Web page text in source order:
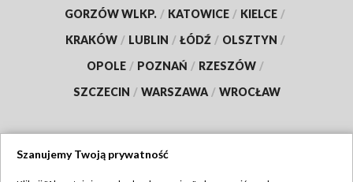
GORZÓW WLKP. / KATOWICE / KIELCE /
KRAKÓW / LUBLIN / ŁÓDŹ / OLSZTYN /
OPOLE / POZNAŃ / RZESZÓW /
SZCZECIN / WARSZAWA / WROCŁAW
Szanujemy Twoją prywatność